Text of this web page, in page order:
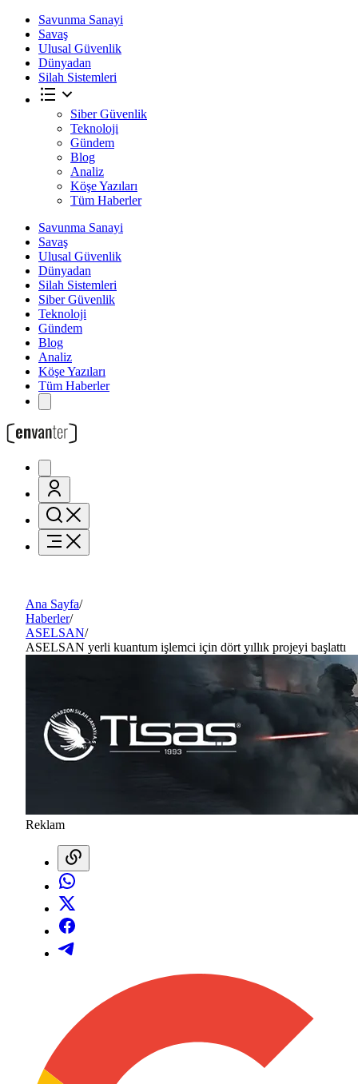
Savunma Sanayi
Savaş
Ulusal Güvenlik
Dünyadan
Silah Sistemleri
Siber Güvenlik
Teknoloji
Gündem
Blog
Analiz
Köşe Yazıları
Tüm Haberler
Savunma Sanayi
Savaş
Ulusal Güvenlik
Dünyadan
Silah Sistemleri
Siber Güvenlik
Teknoloji
Gündem
Blog
Analiz
Köşe Yazıları
Tüm Haberler
Ana Sayfa/
Haberler/
ASELSAN/
ASELSAN yerli kuantum işlemci için dört yıllık projeyi başlattı
Reklam